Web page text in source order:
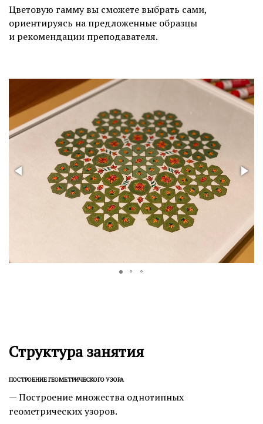
Цветовую гамму вы сможете выбрать сами,
ориентируясь на предложенные образцы
и рекомендации преподавателя.
Структура занятия
ПОСТРОЕНИЕ ГЕОМЕТРИЧЕСКОГО УЗОРА
— Построение множества однотипных
геометрических узоров.